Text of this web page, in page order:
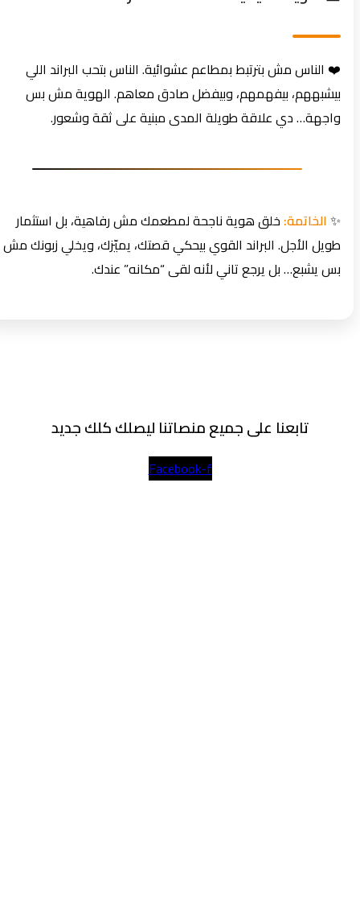
❤️ الناس مش بترتبط بمطاعم عشوائية. الناس بتحب البراند اللي
بيشبههم، بيفهمهم، وبيفضل صادق معاهم. الهوية مش بس
واجهة… دي علاقة طويلة المدى مبنية على ثقة وشعور.
الخاتمة:خلق هوية ناجحة لمطعمك مش رفاهية، بل استثمار
طويل الأجل. البراند القوي بيحكي قصتك، يميّزك، ويخلي زبونك مش
بس يشبع… بل يرجع تاني لأنه لقى “مكانه” عندك.
تابعنا على جميع منصاتنا ليصلك كلك جديد
Facebook-f